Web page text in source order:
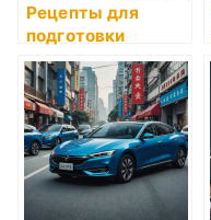
Рецепты для
подготовки
обедов для всей
семьи